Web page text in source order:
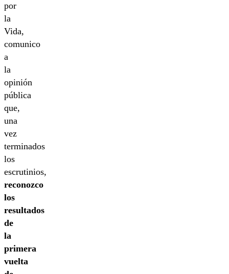
por
la
Vida,
comunico
a
la
opinión
pública
que,
una
vez
terminados
los
escrutinios,
reconozco
los
resultados
de
la
primera
vuelta